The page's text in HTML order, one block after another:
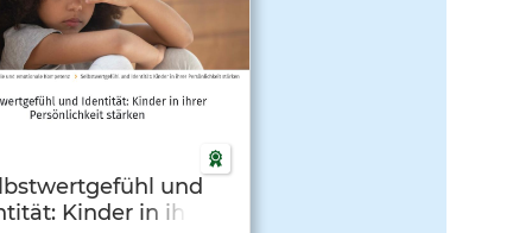
und
Kinder in ihrer